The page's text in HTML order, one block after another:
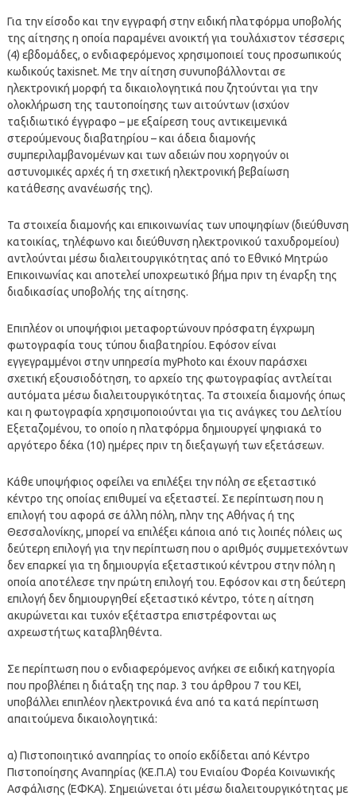
Για την είσοδο και την εγγραφή στην ειδική πλατφόρμα υποβολής
της αίτησης η οποία παραμένει ανοικτή για τουλάχιστον τέσσερις
(4) εβδομάδες, ο ενδιαφερόμενος χρησιμοποιεί τους προσωπικούς
κωδικούς taxisnet. Με την αίτηση συνυποβάλλονται σε
ηλεκτρονική μορφή τα δικαιολογητικά που ζητούνται για την
ολοκλήρωση της ταυτοποίησης των αιτούντων (ισχύον
ταξιδιωτικό έγγραφο – με εξαίρεση τους αντικειμενικά
στερούμενους διαβατηρίου – και άδεια διαμονής
συμπεριλαμβανομένων και των αδειών που χορηγούν οι
αστυνομικές αρχές ή τη σχετική ηλεκτρονική βεβαίωση
κατάθεσης ανανέωσής της).
Τα στοιχεία διαμονής και επικοινωνίας των υποψηφίων (διεύθυνση
κατοικίας, τηλέφωνο και διεύθυνση ηλεκτρονικού ταχυδρομείου)
αντλούνται μέσω διαλειτουργικότητας από το Εθνικό Μητρώο
Επικοινωνίας και αποτελεί υποχρεωτικό βήμα πριν τη έναρξη της
διαδικασίας υποβολής της αίτησης.
Επιπλέον οι υποψήφιοι μεταφορτώνουν πρόσφατη έγχρωμη
φωτογραφία τους τύπου διαβατηρίου. Εφόσον είναι
εγγεγραμμένοι στην υπηρεσία myPhoto και έχουν παράσχει
σχετική εξουσιοδότηση, το αρχείο της φωτογραφίας αντλείται
αυτόματα μέσω διαλειτουργικότητας. Τα στοιχεία διαμονής όπως
και η φωτογραφία χρησιμοποιούνται για τις ανάγκες του Δελτίου
Εξεταζομένου, το οποίο η πλατφόρμα δημιουργεί ψηφιακά το
αργότερο δέκα (10) ημέρες πριν τη διεξαγωγή των εξετάσεων.
Κάθε υποψήφιος οφείλει να επιλέξει την πόλη σε εξεταστικό
κέντρο της οποίας επιθυμεί να εξεταστεί. Σε περίπτωση που η
επιλογή του αφορά σε άλλη πόλη, πλην της Αθήνας ή της
Θεσσαλονίκης, μπορεί να επιλέξει κάποια από τις λοιπές πόλεις ως
δεύτερη επιλογή για την περίπτωση που ο αριθμός συμμετεχόντων
δεν επαρκεί για τη δημιουργία εξεταστικού κέντρου στην πόλη η
οποία αποτέλεσε την πρώτη επιλογή του. Εφόσον και στη δεύτερη
επιλογή δεν δημιουργηθεί εξεταστικό κέντρο, τότε η αίτηση
ακυρώνεται και τυχόν εξέταστρα επιστρέφονται ως
αχρεωστήτως καταβληθέντα.
Σε περίπτωση που ο ενδιαφερόμενος ανήκει σε ειδική κατηγορία
που προβλέπει η διάταξη της παρ. 3 του άρθρου 7 του ΚΕΙ,
υποβάλλει επιπλέον ηλεκτρονικά ένα από τα κατά περίπτωση
απαιτούμενα δικαιολογητικά:
α) Πιστοποιητικό αναπηρίας το οποίο εκδίδεται από Κέντρο
Πιστοποίησης Αναπηρίας (ΚΕ.Π.Α) του Ενιαίου Φορέα Κοινωνικής
Ασφάλισης (ΕΦΚΑ). Σημειώνεται ότι μέσω διαλειτουργικότητας με